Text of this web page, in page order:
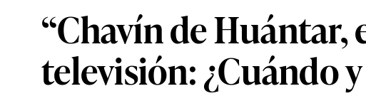
“Chavín de Huántar,
televisión: ¿Cuándo